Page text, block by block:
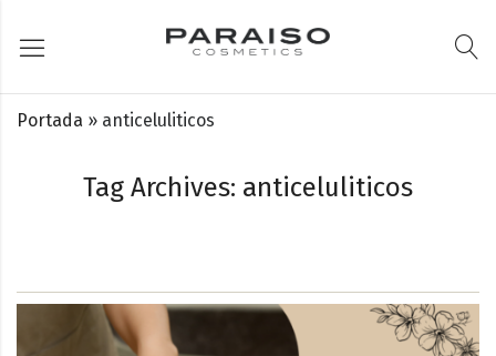
Tag Archives: anticeluliticos
Portada » anticeluliticos